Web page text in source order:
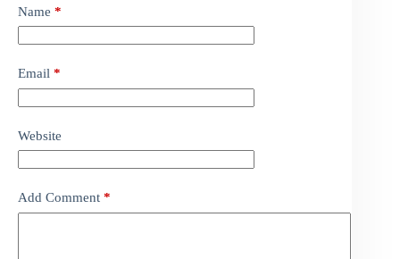
Name *
Email *
Website
Add Comment *